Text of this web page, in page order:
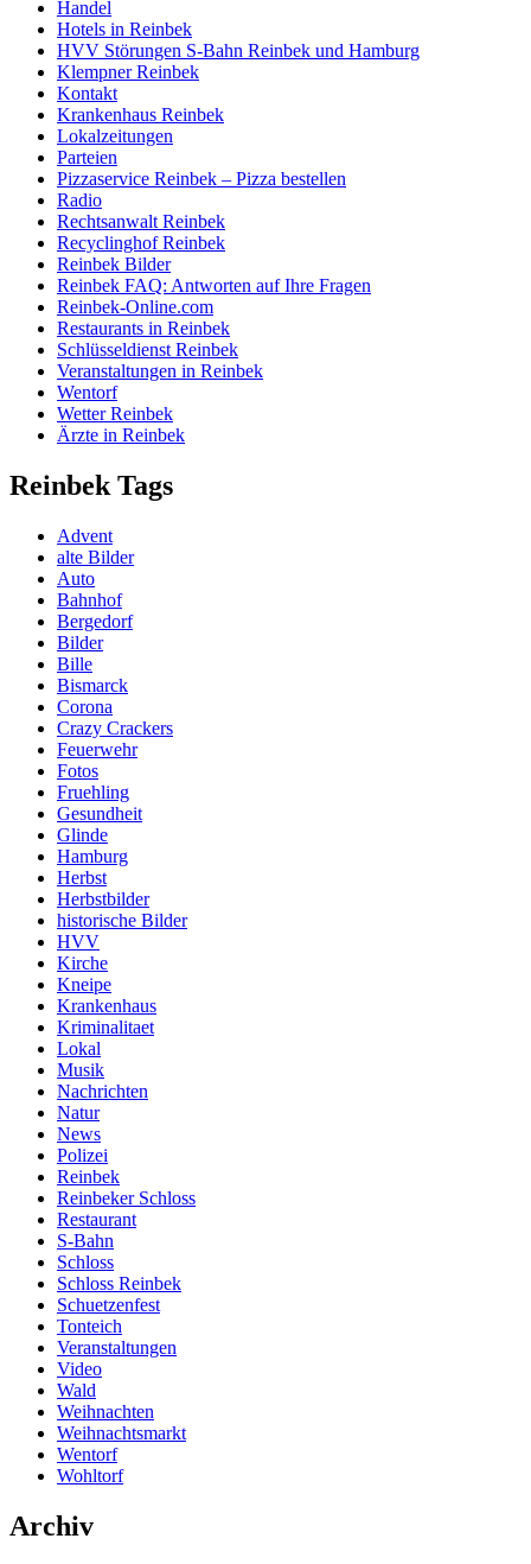
Handel
Hotels in Reinbek
HVV Störungen S-Bahn Reinbek und Hamburg
Klempner Reinbek
Kontakt
Krankenhaus Reinbek
Lokalzeitungen
Parteien
Pizzaservice Reinbek – Pizza bestellen
Radio
Rechtsanwalt Reinbek
Recyclinghof Reinbek
Reinbek Bilder
Reinbek FAQ: Antworten auf Ihre Fragen
Reinbek-Online.com
Restaurants in Reinbek
Schlüsseldienst Reinbek
Veranstaltungen in Reinbek
Wentorf
Wetter Reinbek
Ärzte in Reinbek
Reinbek Tags
Advent
alte Bilder
Auto
Bahnhof
Bergedorf
Bilder
Bille
Bismarck
Corona
Crazy Crackers
Feuerwehr
Fotos
Fruehling
Gesundheit
Glinde
Hamburg
Herbst
Herbstbilder
historische Bilder
HVV
Kirche
Kneipe
Krankenhaus
Kriminalitaet
Lokal
Musik
Nachrichten
Natur
News
Polizei
Reinbek
Reinbeker Schloss
Restaurant
S-Bahn
Schloss
Schloss Reinbek
Schuetzenfest
Tonteich
Veranstaltungen
Video
Wald
Weihnachten
Weihnachtsmarkt
Wentorf
Wohltorf
Archiv